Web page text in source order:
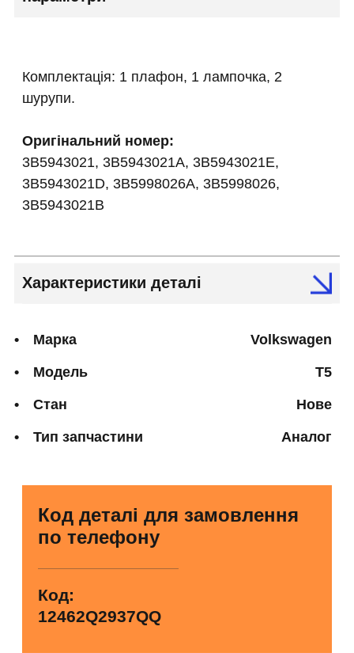
Комплектація: 1 плафон, 1 лампочка, 2
шурупи.
Оригінальний номер:
3B5943021, 3B5943021A, 3B5943021E,
3B5943021D, 3B5998026A, 3B5998026,
3B5943021B
Характеристики деталі
Марка Volkswagen
Модель T5
Стан Нове
Тип запчастини Аналог
Код деталі для замовлення
по телефону
Код:
12462Q2937QQ